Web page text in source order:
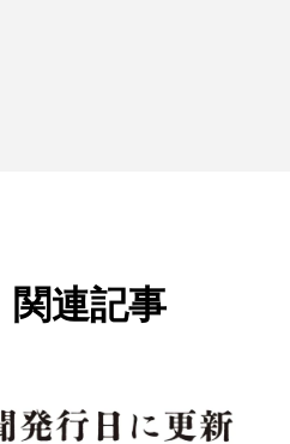
関連記事